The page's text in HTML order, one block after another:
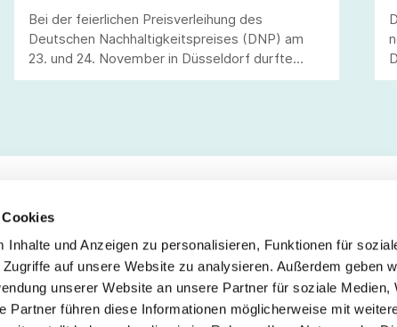
Inhalte und Anzeigen zu personalisieren, Funktionen für
auf unsere Website zu analysieren. Außerdem geben
unserer Website an unsere Partner für soziale Medien,
Partner führen diese Informationen möglicherweise mit
Bei der feierlichen Preisverleihung des
Deutschen Nachhaltigkeitspreises (DNP) am
23. und 24. November in Düsseldorf durfte
VAUDE gleich zwei der begehrten silbernen
Service
Impressum